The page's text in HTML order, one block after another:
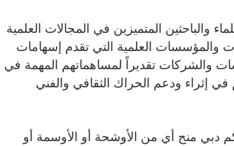
والباحثين المتميزين في المجالات العلمية
والمؤسسات العلمية التي تقدم إسهامات
والشركات تقديراً لمساهماتهم المهمة في
في إثراء ودعم الحراك الثقافي والفني
دبي منح أي من الأوشحة أو الأوسمة أو